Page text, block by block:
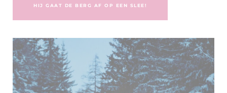
HIJ GAAT DE BERG AF OP EEN SLEE!